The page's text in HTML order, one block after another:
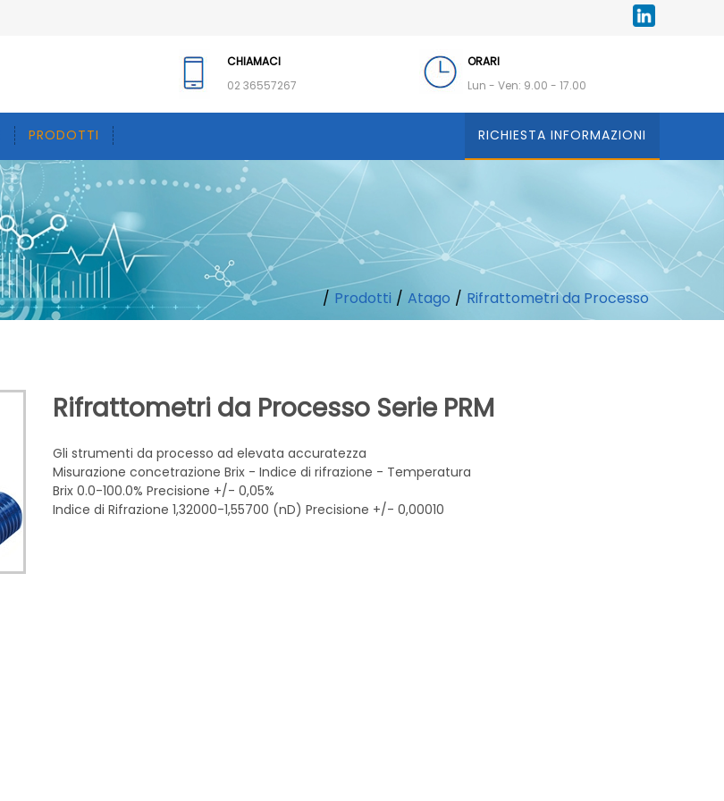
ORARI
Lun - Ven: 9.00 - 17.00
CHIAMACI
02 36557267
PRODOTTI RICHIESTA INFORMAZIONI
/ Prodotti / Atago / Rifrattometri da Processo
Rifrattometri da Processo Serie PRM
Gli strumenti da processo ad elevata accuratezza
Misurazione concetrazione Brix - Indice di rifrazione - Temperatura
Brix 0.0-100.0% Precisione +/- 0,05%
Indice di Rifrazione 1,32000-1,55700 (nD) Precisione +/- 0,00010